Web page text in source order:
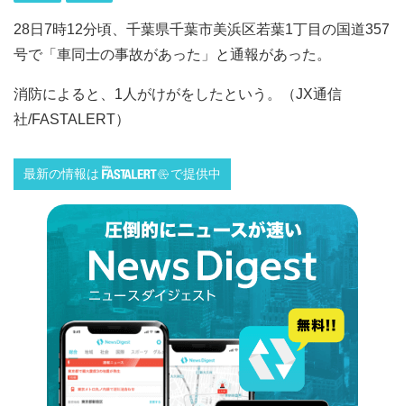
28日7時12分頃、千葉県千葉市美浜区若葉1丁目の国道357
号で「車同士の事故があった」と通報があった。
消防によると、1人がけがをしたという。（JX通信
社/FASTALERT）
最新の情報は で提供中